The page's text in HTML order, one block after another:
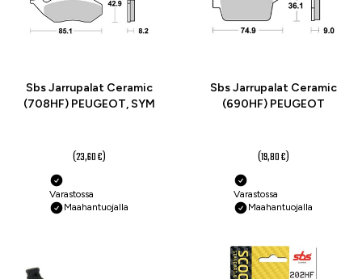
Sbs Jarrupalat Ceramic
(708HF) PEUGEOT, SYM
(23,60 €)
Varastossa
Maahantuojalla
Sbs Jarrupalat Ceramic
(690HF) PEUGEOT
(19,80 €)
Varastossa
Maahantuojalla